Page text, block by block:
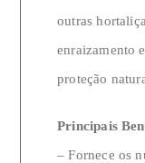
outras
enraizamento
proteção
Principais
– Fornece os